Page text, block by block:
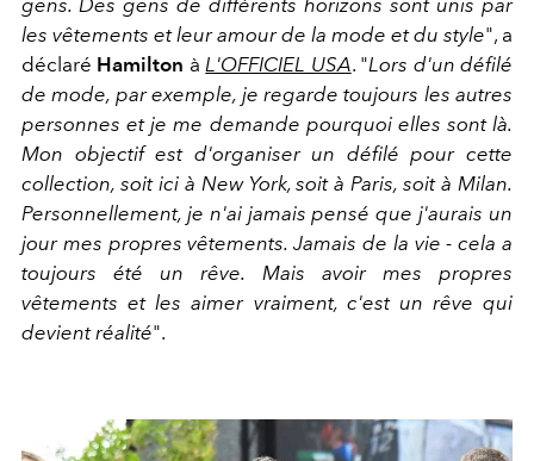
les vêtements et leur amour de la mode et du style", a
déclaré Hamilton à L'OFFICIEL USA. "Lors d'un défilé
de mode, par exemple, je regarde toujours les autres
personnes et je me demande pourquoi elles sont là.
Mon objectif est d'organiser un défilé pour cette
collection, soit ici à New York, soit à Paris, soit à Milan.
Personnellement, je n'ai jamais pensé que j'aurais un
jour mes propres vêtements. Jamais de la vie - cela a
toujours été un rêve. Mais avoir mes propres
vêtements et les aimer vraiment, c'est un rêve qui
devient réalité".